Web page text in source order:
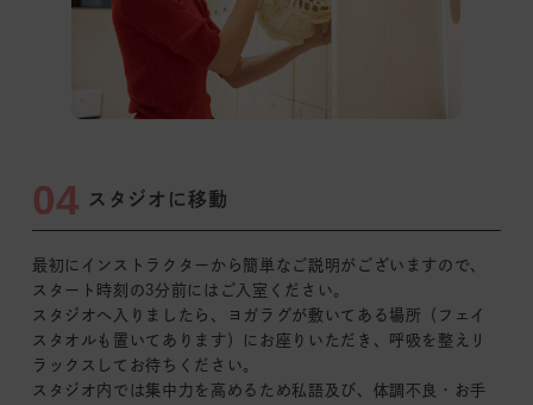
04 スタジオに移動
最初にインストラクターから簡単なご説明がございますので、
スタート時刻の3分前にはご入室ください。
スタジオへ入りましたら、ヨガラグが敷いてある場所 （フェイ
スタオルも置いてあります）
にお座りいただき、呼吸を整えリ
ラックスしてお待ちください。
スタジオ内では集中力を 高めるため私語及び、 体調不良・お手